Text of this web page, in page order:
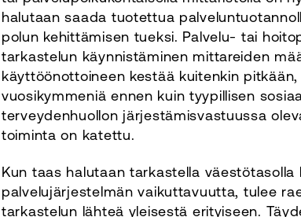
halutaan saada tuotettua
polun kehittämisen tueksi. Palvelu- tai
tarkastelun käynnistäminen mittareiden
käyttöönottoineen kestää kuitenkin
vuosikymmeniä ennen kuin tyypillisen
terveydenhuollon järjestämisvastuussa
toiminta on katettu.
Kun taas halutaan tarkastella väestötasolla
palvelujärjestelmän vaikuttavuutta, tulee
tarkastelun lähteä yleisestä erityiseen.